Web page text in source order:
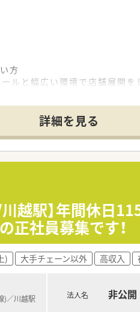
方
ルと幅広い環境で店舗展開
経験のない方でも
ざいます！
たい方
％の実績あり！
休も取りやすい環境です
、
ございます。
、
られています。
を行っており、安定した土壌の
働組合もあるため安定した
詳細を見る
越駅】年間休日
正社員募集です！
) 大手チェーン以外 高収入
)／川越駅 法人名 非公開